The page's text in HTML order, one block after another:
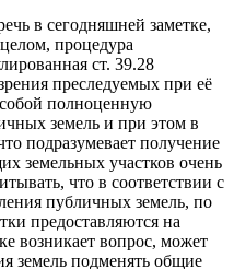
в сегодняшней заметке,
процедура
ст. 39.28
преследуемых при её
собой полноценную
земель и при этом в
подразумевает получение
земельных участков очень
что в соответствии с
публичных земель, по
предоставляются на
возникает вопрос, может
земель подменять общие